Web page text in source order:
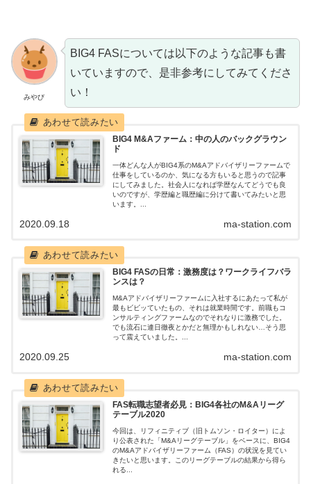
みやび
BIG4 FASについては以下のような記事も書
いていますので、是非参考にしてみてくださ
い！
BIG4 M&Aファーム：中の人のバックグラウン
ド
一体どんな人がBIG4系のM&Aアドバイザリーファームで
仕事をしているのか、気になる方もいると思うので記事
にしてみました。社会人になれば学歴なんてどうでも良
いのですが、学歴編と職歴編に分けて書いてみたいと思
います。...
ma-station.com
2020.09.18
BIG4 FASの日常：激務度は？ワークライフバラ
ンスは？
M&Aアドバイザリーファームに入社するにあたって私が
最もビビッていたもの、それは就業時間です。前職もコ
ンサルティングファームなのでそれなりに激務でした。
でも流石に連日徹夜とかだと無理かもしれない…そう思
って震えていました。...
ma-station.com
2020.09.25
FAS転職志望者必見：BIG4各社のM&Aリーグ
テーブル2020
今回は、リフィニティブ（旧トムソン・ロイター）によ
り公表された「M&Aリーグテーブル」をベースに、BIG4
のM&Aアドバイザリーファーム（FAS）の状況を見てい
きたいと思います。このリーグテーブルの結果から得ら
れる...